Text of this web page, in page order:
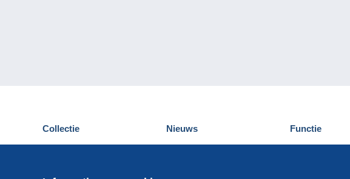
Collectie
Postkaarten
Nieuws
Delcampe Evenementen
Functie
Nieuwigheden